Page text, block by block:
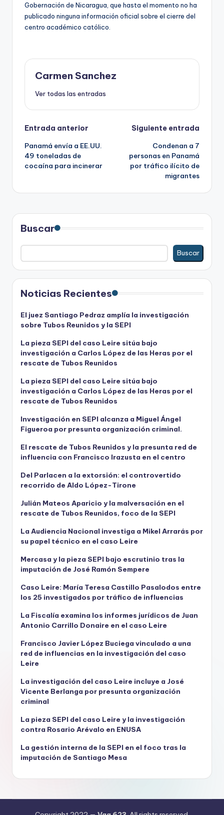
Gobernación de Nicaragua, que hasta el momento no ha
publicado ninguna información oficial sobre el cierre del
centro académico católico.
Carmen Sanchez
Ver todas las entradas
Navegación
de
entradas
Entrada anterior
Panamá envía a EE.UU.
49 toneladas de
cocaína para incinerar
Siguiente entrada
Condenan a 7
personas en Panamá
por tráfico ilícito de
migrantes
Buscar
Buscar
Noticias Recientes
El juez Santiago Pedraz amplía la investigación
sobre Tubos Reunidos y la SEPI
La pieza SEPI del caso Leire sitúa bajo
investigación a Carlos López de las Heras por el
rescate de Tubos Reunidos
La pieza SEPI del caso Leire sitúa bajo
investigación a Carlos López de las Heras por el
rescate de Tubos Reunidos
Investigación en SEPI alcanza a Miguel Ángel
Figueroa por presunta organización criminal.
El rescate de Tubos Reunidos y la presunta red de
influencia con Francisco Irazusta en el centro
Del Parlacen a la extorsión: el controvertido
recorrido de Aldo López-Tirone
Julián Mateos Aparicio y la malversación en el
rescate de Tubos Reunidos, foco de la SEPI
La Audiencia Nacional investiga a Mikel Arrarás por
su papel técnico en el caso Leire
Mercasa y la pieza SEPI bajo escrutinio tras la
imputación de José Ramón Sempere
Caso Leire: María Teresa Castillo Pasalodos entre
los 25 investigados por tráfico de influencias
La Fiscalía examina los informes jurídicos de Juan
Antonio Carrillo Donaire en el caso Leire
Francisco Javier López Buciega vinculado a una
red de influencias en la investigación del caso
Leire
La investigación del caso Leire incluye a José
Vicente Berlanga por presunta organización
criminal
La pieza SEPI del caso Leire y la investigación
contra Rosario Arévalo en ENUSA
La gestión interna de la SEPI en el foco tras la
imputación de Santiago Mesa